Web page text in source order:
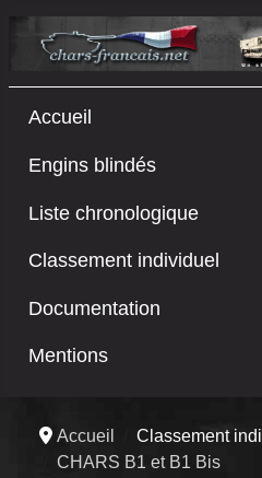
Accueil
Engins blindés
Liste chronologique
Classement individuel
Documentation
Mentions
Accueil
Classement
CHARS B1 et B1 Bis